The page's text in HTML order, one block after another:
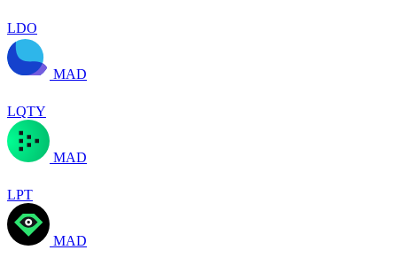
LDO
MAD
LQTY
MAD
LPT
MAD